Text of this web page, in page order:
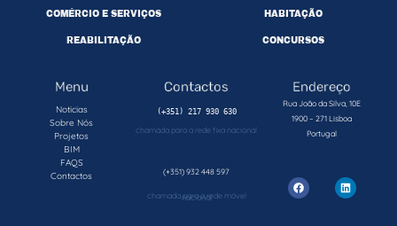
COMÉRCIO E SERVIÇOS
REABILITAÇÃO
HABITAÇÃO
CONCURSOS
Menu
Noticias
Sobre Nós
Projetos
BIM
FAQS
Contactos
Contactos
(+351) 217 930 630
chamada para a rede fixa nacional
(+351) 932 448 597
chamada para a rede móvel nacional
Endereço
Rua João da Silva, 10E
1900 – 271 Lisboa
Portugal